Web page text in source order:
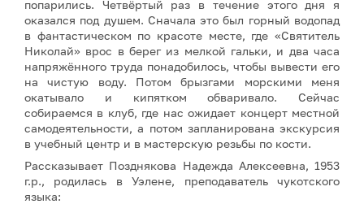
попарились. Четвёртый раз в течение этого дня я
оказался под душем. Сначала это был горный водопад
в фантастическом по красоте месте, где «Святитель
Николай» врос в берег из мелкой гальки, и два часа
напряжённого труда понадобилось, чтобы вывести его
на чистую воду. Потом брызгами морскими меня
окатывало и кипятком обваривало. Сейчас
собираемся в клуб, где нас ожидает концерт местной
самодеятельности, а потом запланирована экскурсия
в учебный центр и в мастерскую резьбы по кости.
Рассказывает Позднякова Надежда Алексеевна, 1953
г.р., родилась в Уэлене, преподаватель чукотского
языка: